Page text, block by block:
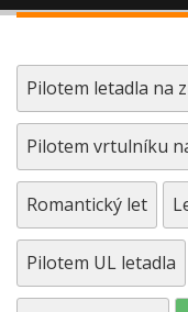
Pilotem letadla na
Pilotem vrtulníku
Romantický let
Pilotem UL letadla